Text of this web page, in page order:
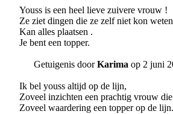
Youss is een heel lieve zuivere vrouw !
Ze ziet dingen die ze zelf niet kon
Kan alles plaatsen .
Je bent een topper.
Getuigenis doorKarima op 2 juni
Ik bel youss altijd op de lijn,
Zoveel inzichten een prachtig vrouw
Zoveel waardering een topper op de lijn.